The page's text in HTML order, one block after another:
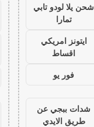
شحن يلا لودو تابي
تمارا
ايتونز امريكي
اقساط
فور يو
شدات ببجي عن
طريق الايدي